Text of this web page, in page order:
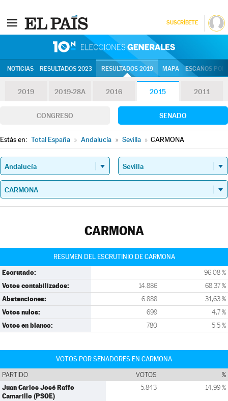
SUSCRÍBETE
NOTICIAS RESULTADOS 2023 RESULTADOS 2019 MAPA ESCAÑOS
2019 2019-28A 2016 2015 2011
CONGRESO SENADO
Estás en: Total España » Andalucía » Sevilla » CARMONA
CARMONA
RESUMEN DEL ESCRUTINIO DE CARMONA
Escrutado: 96,08 %
Votos contabilizados: 14.886 68,37 %
Abstenciones: 6.888 31,63 %
Votos nulos: 699 4,7 %
Votos en blanco: 780 5,5 %
VOTOS POR SENADORES EN CARMONA
PARTIDO VOTOS %
Juan Carlos José Raffo
Camarillo (PSOE)
5.843 14,99 %